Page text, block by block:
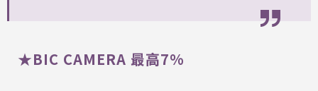
★BIC CAMERA 最高7%